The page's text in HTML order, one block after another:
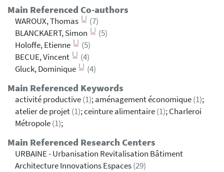
Main Referenced Co-authors
WAROUX, Thomas
(7)
BLANCKAERT, Simon
(5)
Holoffe, Etienne
(5)
BECUE, Vincent
(4)
Gluck, Dominique
(4)
Main Referenced Keywords
activité productive(1); aménagement économique(1);
atelier de projet(1); ceinture alimentaire(1); Charleroi
Métropole(1);
Main Referenced Research Centers
URBAINE - Urbanisation Revitalisation Bâtiment
Architecture Innovations Espaces(29)